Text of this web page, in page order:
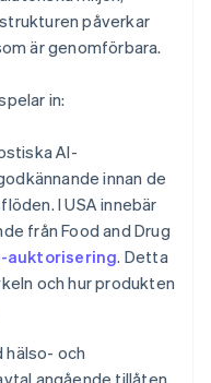
påverkar
är genomförbara.
in:
AI-
innan de
I USA innebär
från Food and Drug
auktorisering. Detta
och hur produkten
hälso- och